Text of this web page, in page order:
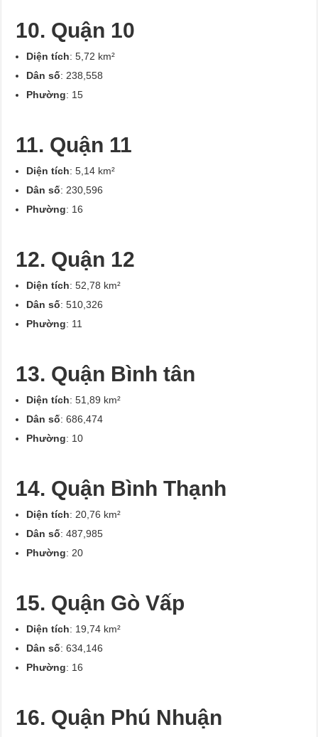
10. Quận 10
Diện tích: 5,72 km²
Dân số: 238,558
Phường: 15
11. Quận 11
Diện tích: 5,14 km²
Dân số: 230,596
Phường: 16
12. Quận 12
Diện tích: 52,78 km²
Dân số: 510,326
Phường: 11
13. Quận Bình tân
Diện tích: 51,89 km²
Dân số: 686,474
Phường: 10
14. Quận Bình Thạnh
Diện tích: 20,76 km²
Dân số: 487,985
Phường: 20
15. Quận Gò Vấp
Diện tích: 19,74 km²
Dân số: 634,146
Phường: 16
16. Quận Phú Nhuận